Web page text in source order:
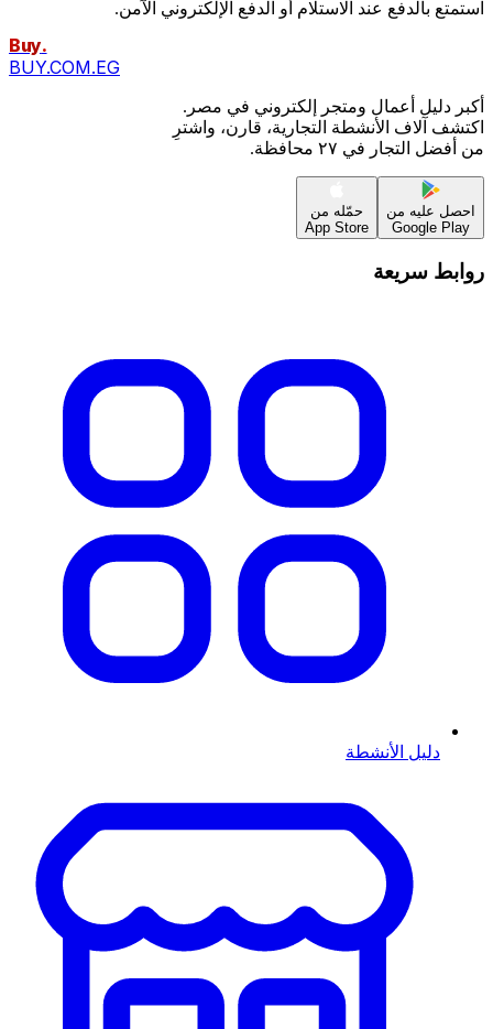
استمتع بالدفع عند الاستلام أو الدفع الإلكتروني الآمن.
Buy.
BUY.COM.EG
أكبر دليل أعمال ومتجر إلكتروني في مصر.
اكتشف آلاف الأنشطة التجارية، قارن، واشترِ
من أفضل التجار في ٢٧ محافظة.
احصل عليه من
Google Play
حمّله من
App Store
روابط سريعة
دليل الأنشطة